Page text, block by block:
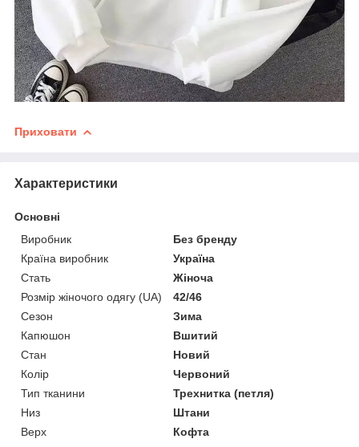
Приховати
Характеристики
Основні
Виробник
Без бренду
Країна виробник
Україна
Стать
Жіноча
Розмір жіночого одягу (UA)
42/46
Сезон
Зима
Капюшон
Вшитий
Стан
Новий
Колір
Червоний
Тип тканини
Трехнитка (петля)
Низ
Штани
Верх
Кофта